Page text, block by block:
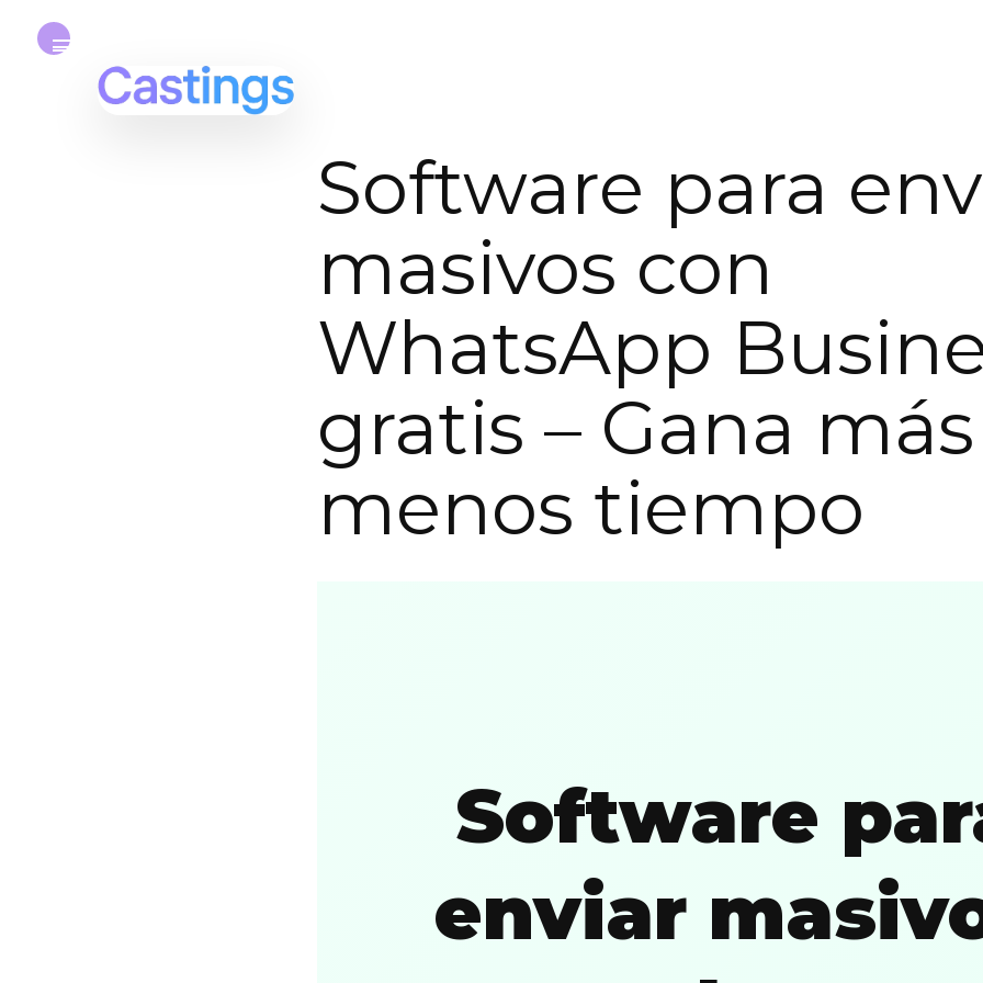
Software para
masivos con
WhatsApp
gratis – Gana
menos tiempo
Software
enviar